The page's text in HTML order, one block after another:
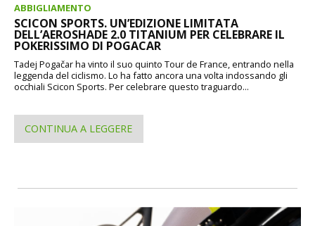
ABBIGLIAMENTO
SCICON SPORTS. UN’EDIZIONE LIMITATA
DELL’AEROSHADE 2.0 TITANIUM PER CELEBRARE IL
POKERISSIMO DI POGACAR
Tadej Pogačar ha vinto il suo quinto Tour de France, entrando nella
leggenda del ciclismo. Lo ha fatto ancora una volta indossando gli
occhiali Scicon Sports. Per celebrare questo traguardo...
CONTINUA A LEGGERE